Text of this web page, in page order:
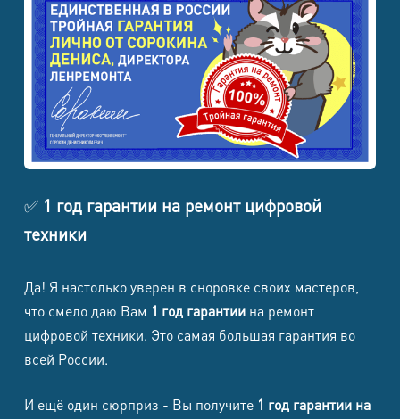
✅1 год гарантии на ремонт цифровой
техники
Да! Я настолько уверен в сноровке своих мастеров,
что смело даю Вам 1 год гарантиина ремонт
цифровой техники. Это самая большая гарантия во
всей России.
И ещё один сюрприз - Вы получите 1 год гарантии на